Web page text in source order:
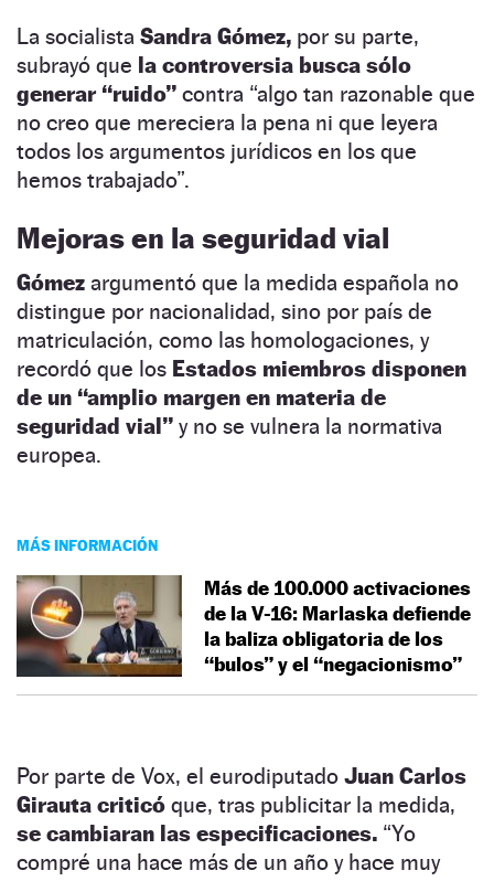
La socialista Sandra Gómez, por su parte,
subrayó que la controversia busca sólo
generar “ruido” contra “algo tan razonable que
no creo que mereciera la pena ni que leyera
todos los argumentos jurídicos en los que
hemos trabajado”.
Mejoras en la seguridad vial
Gómez argumentó que la medida española no
distingue por nacionalidad, sino por país de
matriculación, como las homologaciones, y
recordó que los Estados miembros disponen
de un “amplio margen en materia de
seguridad vial” y no se vulnera la normativa
europea.
MÁS INFORMACIÓN
Más de 100.000 activaciones
de la V-16: Marlaska defiende
la baliza obligatoria de los
“bulos” y el “negacionismo”
Por parte de Vox, el eurodiputado Juan Carlos
Girauta criticó que, tras publicitar la medida,
se cambiaran las especificaciones. “Yo
compré una hace más de un año y hace muy